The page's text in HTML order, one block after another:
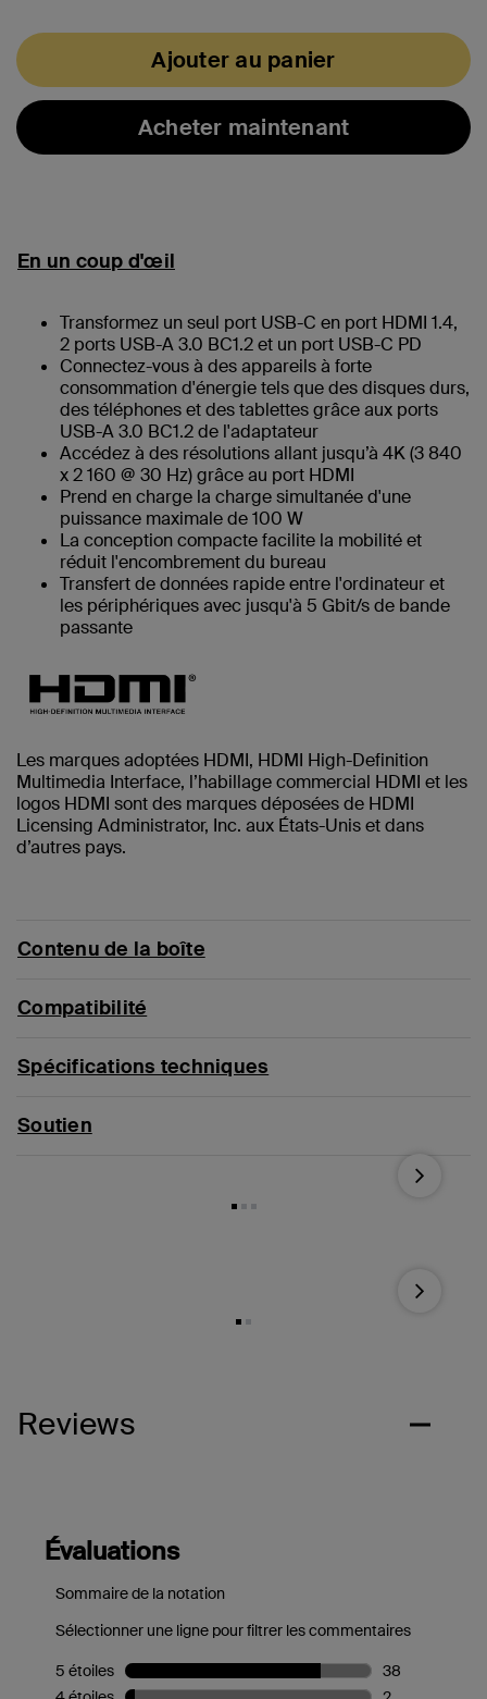
Ajouter au panier
Acheter maintenant
En un coup d'œil
Transformez un seul port USB-C en port HDMI 1.4,
2 ports USB-A 3.0 BC1.2 et un port USB-C PD
Connectez-vous à des appareils à forte
consommation d'énergie tels que des disques durs,
des téléphones et des tablettes grâce aux ports
USB-A 3.0 BC1.2 de l'adaptateur
Accédez à des résolutions allant jusqu’à 4K (3 840
x 2 160 @ 30 Hz) grâce au port HDMI
Prend en charge la charge simultanée d'une
puissance maximale de 100 W
La conception compacte facilite la mobilité et
réduit l'encombrement du bureau
Transfert de données rapide entre l'ordinateur et
les périphériques avec jusqu'à 5 Gbit/s de bande
passante
Les marques adoptées HDMI, HDMI High-Definition
Multimedia Interface, l’habillage commercial HDMI et les
logos HDMI sont des marques déposées de HDMI
Licensing Administrator, Inc. aux États-Unis et dans
d’autres pays.
Contenu de la boîte
Compatibilité
Spécifications techniques
Soutien
Next
Next
Reviews